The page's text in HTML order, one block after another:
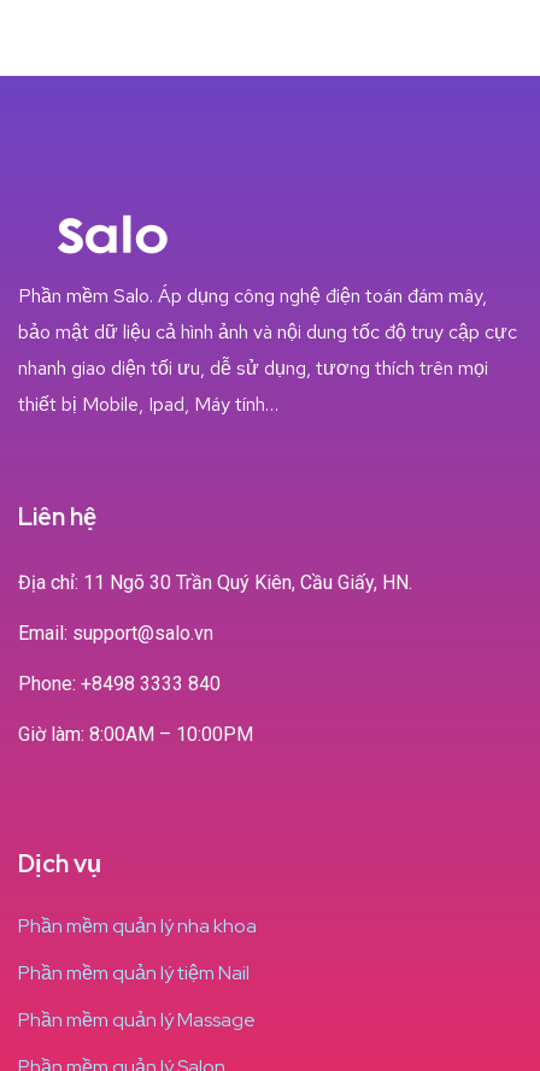
Phần mềm Salo. Áp dụng công nghệ điện toán đám mây,
bảo mật dữ liệu cả hình ảnh và nội dung tốc độ truy cập cực
nhanh giao diện tối ưu, dễ sử dụng, tương thích trên mọi
thiết bị Mobile, Ipad, Máy tính…
Liên hệ
Địa chỉ: 11 Ngõ 30 Trần Quý Kiên, Cầu Giấy, HN.
Email: support@salo.vn
Phone: +8498 3333 840
Giờ làm: 8:00AM – 10:00PM
Dịch vụ
Phần mềm quản lý nha khoa
Phần mềm quản lý tiệm Nail
Phần mềm quản lý Massage